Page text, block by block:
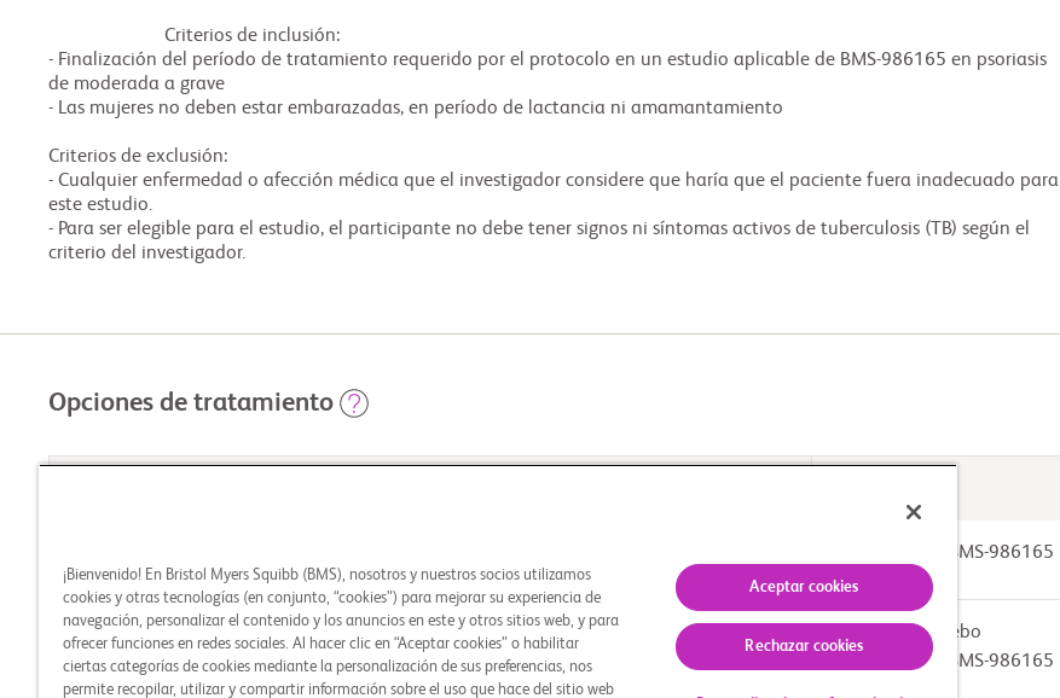
- Finalización del período de tratamiento requerido por el protocolo en un estudio aplicable de BMS-986165 en psoriasis
de moderada a grave
- Las mujeres no deben estar embarazadas, en período de lactancia ni amamantamiento
Criterios de exclusión:
- Cualquier enfermedad o afección médica que el investigador considere que haría que el paciente fuera inadecuado para
este estudio.
- Para ser elegible para el estudio, el participante no debe tener signos ni síntomas activos de tuberculosis (TB) según el
criterio del investigador.
Opciones de tratamiento
Fármaco: BMS-986165
Experimental: Vaccine Cohort
Drug: Placebo
Fármaco: BMS-986165
¡Bienvenido! En Bristol Myers Squibb (BMS), nosotros y nuestros socios utilizamos
cookies y otras tecnologías (en conjunto, “cookies”) para mejorar su experiencia de
navegación, personalizar el contenido y los anuncios en este y otros sitios web, y para
ofrecer funciones en redes sociales. Al hacer clic en “Aceptar cookies” o habilitar
ciertas categorías de cookies mediante la personalización de sus preferencias, nos
permite recopilar, utilizar y compartir información sobre el uso que hace del sitio web
Aceptar cookies
Rechazar cookies